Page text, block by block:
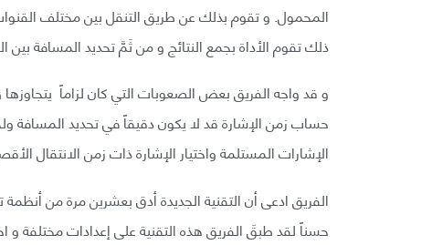
المحمول. و تقوم بذلك عن طريق التنقل بين مختلف
ذلك تقوم الأداة بجمع النتائج و من ثَمَّ تحديد المسافة بين
و قد واجه الفريق بعض الصعوبات التي كان لزاماً يتجاوزها
حساب زمن الإشارة قد لا يكون دقيقاً في تحديد المسافة
الإشارات المستلمة واختيار الإشارة ذات زمن الانتقال
الفريق ادعى أن التقنية الجديدة أدق بعشرين مرة من
حسناً لقد طبقَ الفريق هذه التقنية على إعدادات مختلفة و